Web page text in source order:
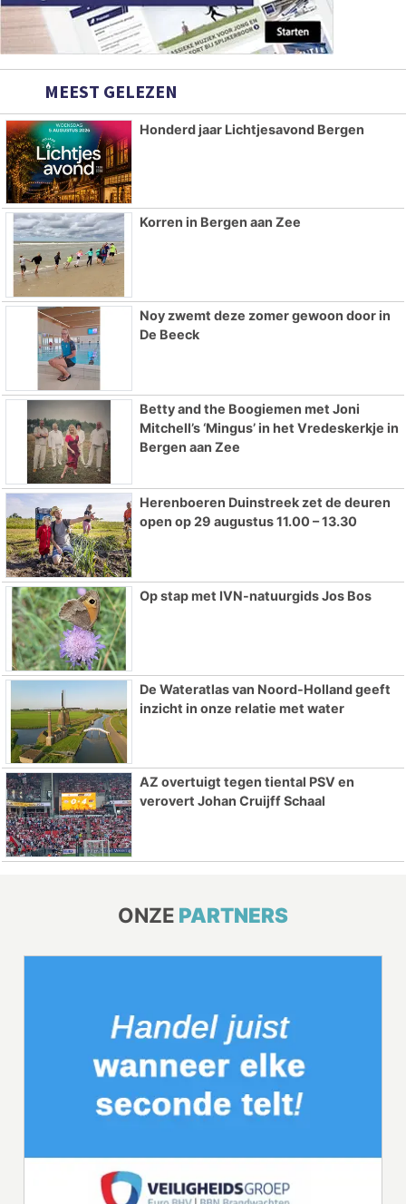
MEEST GELEZEN
Honderd jaar Lichtjesavond Bergen
Korren in Bergen aan Zee
Noy zwemt deze zomer gewoon door in
De Beeck
Betty and the Boogiemen met Joni
Mitchell’s ‘Mingus’ in het Vredeskerkje in
Bergen aan Zee
Herenboeren Duinstreek zet de deuren
open op 29 augustus 11.00 – 13.30
Op stap met IVN-natuurgids Jos Bos
De Wateratlas van Noord-Holland geeft
inzicht in onze relatie met water
AZ overtuigt tegen tiental PSV en
verovert Johan Cruijff Schaal
ONZE PARTNERS